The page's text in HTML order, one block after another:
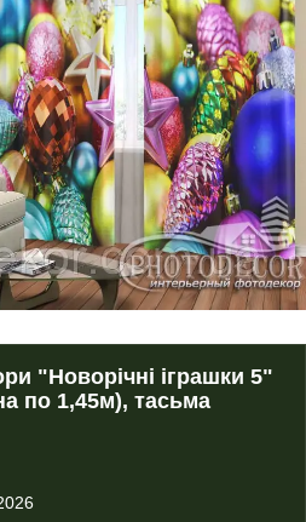
"Новорічні іграшки 5"
по 1,45м), тасьма